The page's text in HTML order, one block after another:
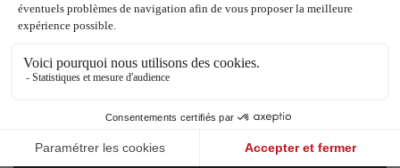
Pour l'entretien et la réparation de votre
équipement de secours, notre équipe formée et
+33 (0)4 67 31 80 45